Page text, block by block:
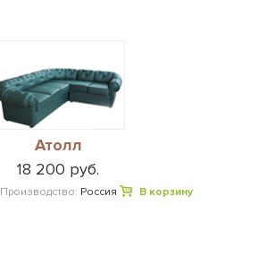
Атолл
18 200 руб.
Производство: Россия В корзину